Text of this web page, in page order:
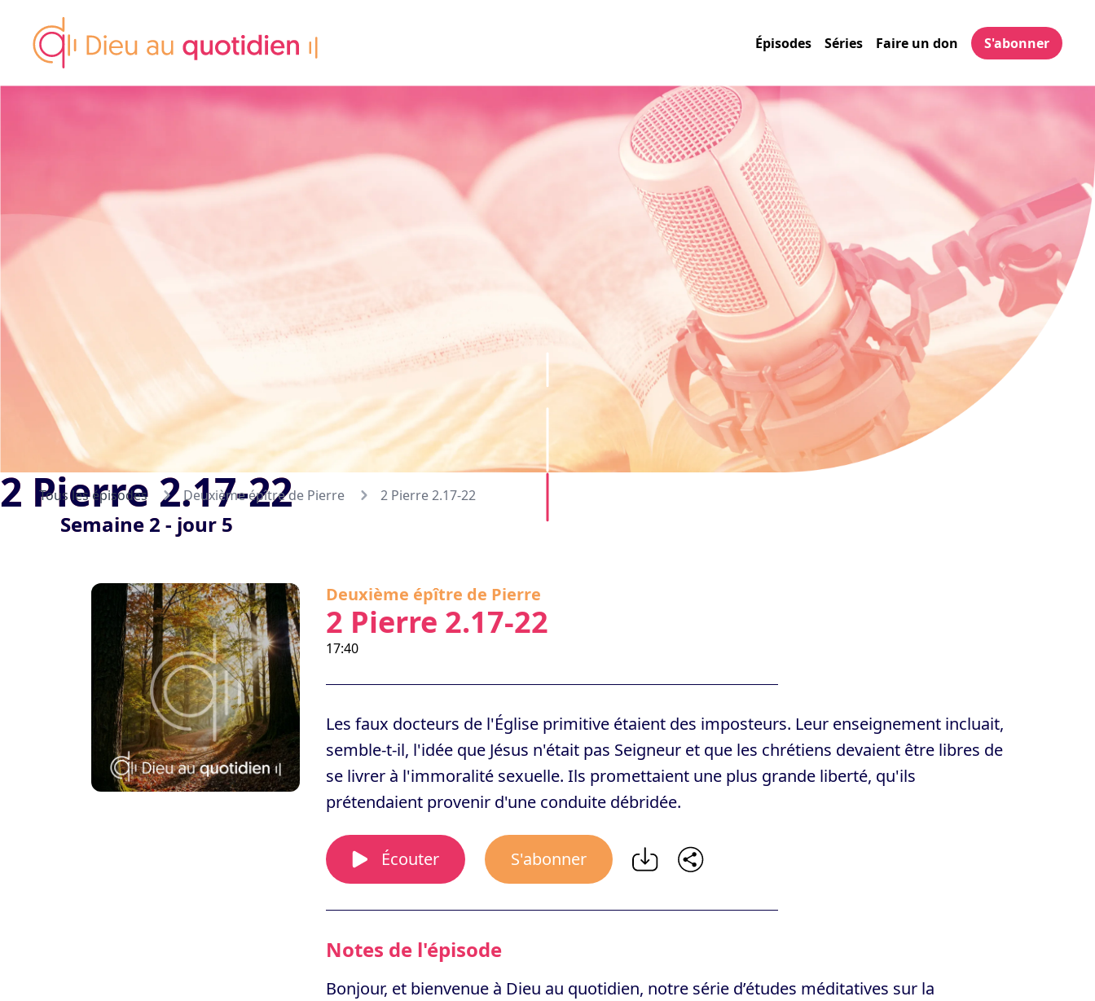
Épisodes Séries Faire un don S'abonner
2 Pierre 2.17-22
Semaine 2 - jour 5
Tous les épisodes Deuxième épître de Pierre 2 Pierre 2.17-22
Deuxième épître de Pierre
2 Pierre 2.17-22
17:40
Les faux docteurs de l'Église primitive étaient des imposteurs. Leur enseignement incluait,
semble-t-il, l'idée que Jésus n'était pas Seigneur et que les chrétiens devaient être libres de
se livrer à l'immoralité sexuelle. Ils promettaient une plus grande liberté, qu'ils
prétendaient provenir d'une conduite débridée.
Écouter S'abonner
Notes de l'épisode
Bonjour, et bienvenue à Dieu au quotidien, notre série d’études méditatives sur la